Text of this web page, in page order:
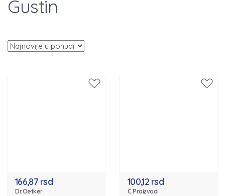
Gustin
166,87 rsd
Dr.Oetker
100,12 rsd
C Proizvodi